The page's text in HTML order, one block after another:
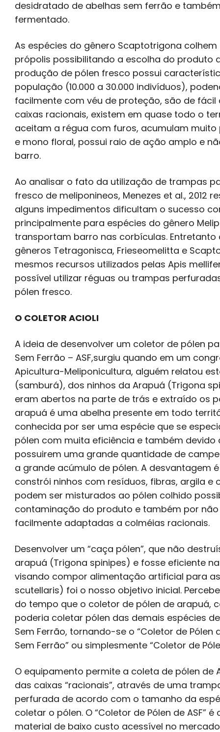
desidratado de abelhas sem ferrão e
fermentado.
As espécies do gênero Scaptotrigona colhem
própolis possibilitando a escolha do produto
produção de pólen fresco possui
população (10.000 a 30.000 indivíduos),
facilmente com véu de proteção, são de
caixas racionais, existem em quase todo o
aceitam a régua com furos, acumulam
e mono floral, possui raio de ação amplo e
barro.
Ao analisar o fato da utilização de trampas
fresco de meliponineos, Menezes et al., 2012
alguns impedimentos dificultam o sucesso
principalmente para espécies do gênero
transportam barro nas corbículas. Entretanto
gêneros Tetragonisca, Frieseomelitta e
mesmos recursos utilizados pelas Apis
possível utilizar réguas ou trampas
pólen fresco.
O COLETOR ACIOLI
A ideia de desenvolver um coletor de pólen
Sem Ferrão – ASF,surgiu quando em um
Apicultura-Meliponicultura, alguém relatou
(samburá), dos ninhos da Arapuá (Trigona
eram abertos na parte de trás e extraído os
arapuá é uma abelha presente em todo
conhecida por ser uma espécie que se
pólen com muita eficiência e também devido
possuirem uma grande quantidade de
a grande acúmulo de pólen. A desvantagem
constrói ninhos com resíduos, fibras, argila e
podem ser misturados ao pólen colhido
contaminação do produto e também por
facilmente adaptadas a colméias racionais.
Desenvolver um “caça pólen”, que não
arapuá (Trigona spinipes) e fosse eficiente
visando compor alimentação artificial para
scutellaris) foi o nosso objetivo inicial.
do tempo que o coletor de pólen de arapuá,
poderia coletar pólen das demais espécies
Sem Ferrão, tornando-se o “Coletor de Pólen
Sem Ferrão” ou simplesmente “Coletor de
O equipamento permite a coleta de pólen de
das caixas “racionais”, através de uma
perfurada de acordo com o tamanho da
coletar o pólen. O “Coletor de Pólen de ASF”
material de baixo custo acessível no